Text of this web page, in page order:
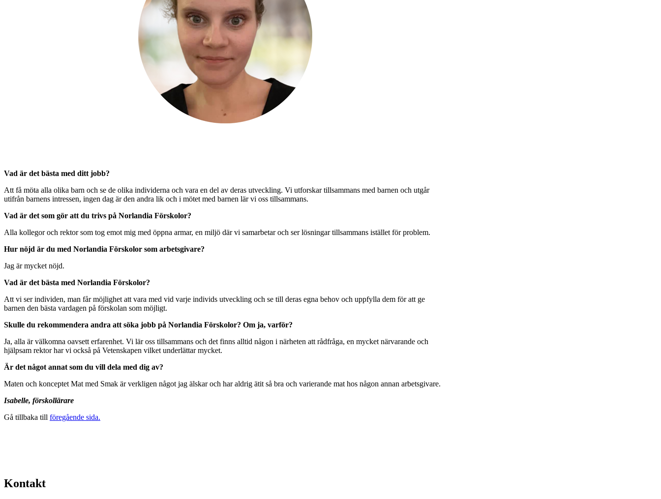
Vad är det bästa med ditt jobb?
Att få möta alla olika barn och se de olika individerna och vara en del av deras utveckling. Vi utforskar tillsammans med barnen och utgår
utifrån barnens intressen, ingen dag är den andra lik och i mötet med barnen lär vi oss tillsammans.
Vad är det som gör att du trivs på Norlandia Förskolor?
Alla kollegor och rektor som tog emot mig med öppna armar, en miljö där vi samarbetar och ser lösningar tillsammans istället för problem.
Hur nöjd är du med Norlandia Förskolor som arbetsgivare?
Jag är mycket nöjd.
Vad är det bästa med Norlandia Förskolor?
Att vi ser individen, man får möjlighet att vara med vid varje individs utveckling och se till deras egna behov och uppfylla dem för att ge
barnen den bästa vardagen på förskolan som möjligt.
Skulle du rekommendera andra att söka jobb på Norlandia Förskolor? Om ja, varför?
Ja, alla är välkomna oavsett erfarenhet. Vi lär oss tillsammans och det finns alltid någon i närheten att rådfråga, en mycket närvarande och
hjälpsam rektor har vi också på Vetenskapen vilket underlättar mycket.
Är det något annat som du vill dela med dig av?
Maten och konceptet Mat med Smak är verkligen något jag älskar och har aldrig ätit så bra och varierande mat hos någon annan arbetsgivare.
Isabelle, förskollärare
Gå tillbaka till föregående sida.
Kontakt